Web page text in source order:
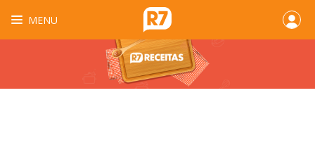
MENU